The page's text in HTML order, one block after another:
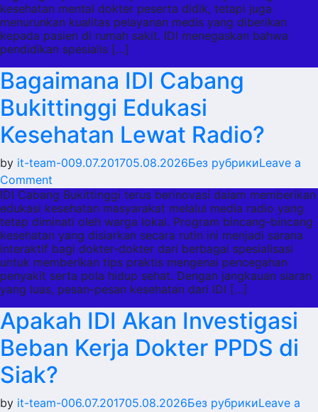
Perundungan
Dokter
PPDS
Manado?
kesehatan mental dokter peserta didik, tetapi juga
menurunkan kualitas pelayanan medis yang diberikan
kepada pasien di rumah sakit. IDI menegaskan bahwa
pendidikan spesialis […]
Bagaimana IDI Cabang
Bukittinggi Edukasi
Kesehatan Lewat Radio?
by it-team-009.07.201705.08.2026Без рубрикиLeave a
Comment
Bagaimana
IDI
Cabang
Bukittinggi
Edukasi
Kesehatan
Lewat
Radio?
IDI Cabang Bukittinggi terus berinovasi dalam memberikan
edukasi kesehatan masyarakat melalui media radio yang
tetap diminati oleh warga lokal. Program bincang-bincang
kesehatan yang disiarkan secara rutin ini menjadi sarana
interaktif bagi dokter-dokter dari berbagai spesialisasi
untuk memberikan tips praktis mengenai pencegahan
penyakit serta pola hidup sehat. Dengan jangkauan siaran
yang luas, pesan-pesan kesehatan dari IDI […]
Apakah IDI Akan Investigasi
Beban Kerja Dokter PPDS di
Siak?
by it-team-006.07.201705.08.2026Без рубрикиLeave a